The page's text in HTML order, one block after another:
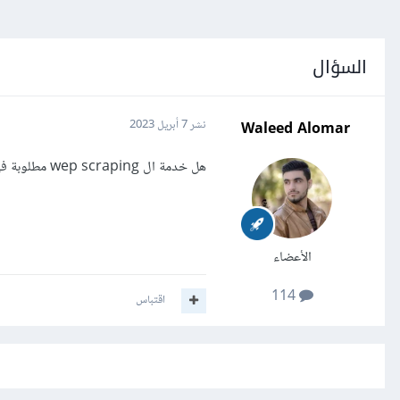
السؤال
Waleed Alomar
الأعضاء
114
نشر7 أبريل 2023
هل خدمة ال wep scraping مطلوبة في مجال العمل الحر
اقتباس